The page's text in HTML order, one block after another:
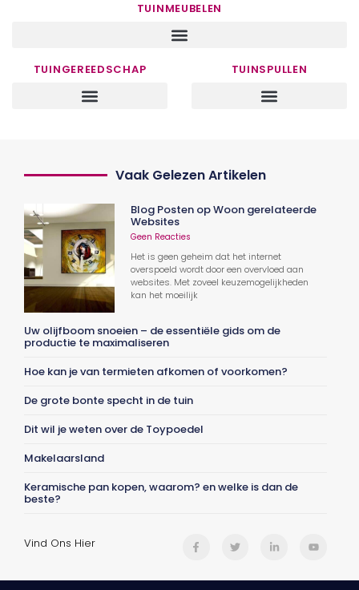
TUINMEUBELEN
TUINGEREEDSCHAP TUINSPULLEN
Vaak Gelezen Artikelen
Blog Posten op Woon gerelateerde
Websites
Geen Reacties
Het is geen geheim dat het internet
overspoeld wordt door een overvloed aan
websites. Met zoveel keuzemogelijkheden
kan het moeilijk
Uw olijfboom snoeien – de essentiële gids om de
productie te maximaliseren
Hoe kan je van termieten afkomen of voorkomen?
De grote bonte specht in de tuin
Dit wil je weten over de Toypoedel
Makelaarsland
Keramische pan kopen, waarom? en welke is dan de
beste?
Vind Ons Hier